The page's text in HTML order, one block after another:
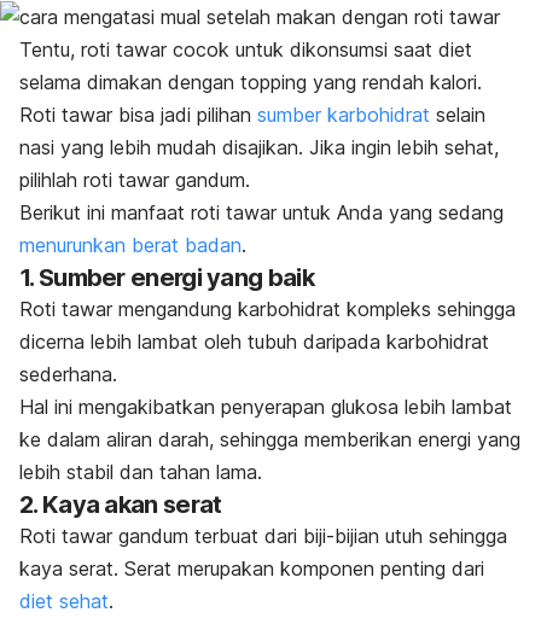
Tentu, roti tawar cocok untuk dikonsumsi saat diet
selama dimakan dengan topping yang rendah kalori.
Roti tawar bisa jadi pilihan sumber karbohidrat selain
nasi yang lebih mudah disajikan. Jika ingin lebih sehat,
pilihlah roti tawar gandum.
Berikut ini manfaat roti tawar untuk Anda yang sedang
menurunkan berat badan.
1. Sumber energi yang baik
Roti tawar mengandung karbohidrat kompleks sehingga
dicerna lebih lambat oleh tubuh daripada karbohidrat
sederhana.
Hal ini mengakibatkan penyerapan glukosa lebih lambat
ke dalam aliran darah, sehingga memberikan energi yang
lebih stabil dan tahan lama.
2. Kaya akan serat
Roti tawar gandum terbuat dari biji-bijian utuh sehingga
kaya serat. Serat merupakan komponen penting dari
diet sehat.